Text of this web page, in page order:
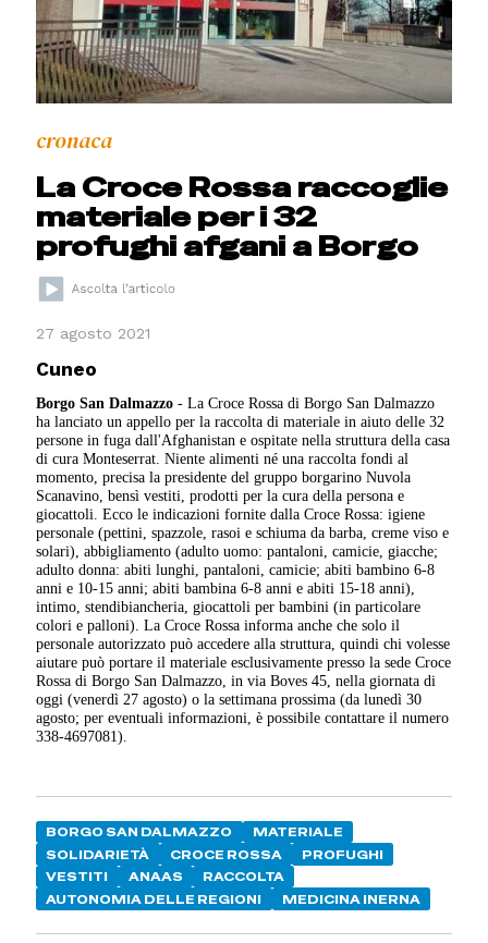
cronaca
La Croce Rossa raccoglie
materiale per i 32
profughi afgani a Borgo
27 agosto 2021
Cuneo
Borgo San Dalmazzo - La Croce Rossa di Borgo San Dalmazzo
ha lanciato un appello per la raccolta di materiale in aiuto delle 32
persone in fuga dall'Afghanistan e ospitate nella struttura della casa
di cura Monteserrat. Niente alimenti né una raccolta fondi al
momento, precisa la presidente del gruppo borgarino Nuvola
Scanavino, bensì vestiti, prodotti per la cura della persona e
giocattoli. Ecco le indicazioni fornite dalla Croce Rossa: igiene
personale (pettini, spazzole, rasoi e schiuma da barba, creme viso e
solari), abbigliamento (adulto uomo: pantaloni, camicie, giacche;
adulto donna: abiti lunghi, pantaloni, camicie; abiti bambino 6-8
anni e 10-15 anni; abiti bambina 6-8 anni e abiti 15-18 anni),
intimo, stendibiancheria, giocattoli per bambini (in particolare
colori e palloni). La Croce Rossa informa anche che solo il
personale autorizzato può accedere alla struttura, quindi chi volesse
aiutare può portare il materiale esclusivamente presso la sede Croce
Rossa di Borgo San Dalmazzo, in via Boves 45, nella giornata di
oggi (venerdì 27 agosto) o la settimana prossima (da lunedì 30
agosto; per eventuali informazioni, è possibile contattare il numero
338-4697081).
BORGO SAN DALMAZZO
MATERIALE
SOLIDARIETÀ
CROCE ROSSA
PROFUGHI
VESTITI
ANAAS
RACCOLTA
AUTONOMIA DELLE REGIONI
MEDICINA INERNA